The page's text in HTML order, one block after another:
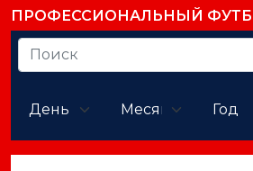
ПРОФЕССИОНАЛЬНЫЙ